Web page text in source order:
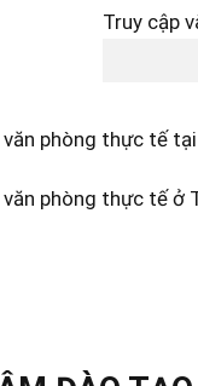
phòng thực tế
phòng thực tế ở